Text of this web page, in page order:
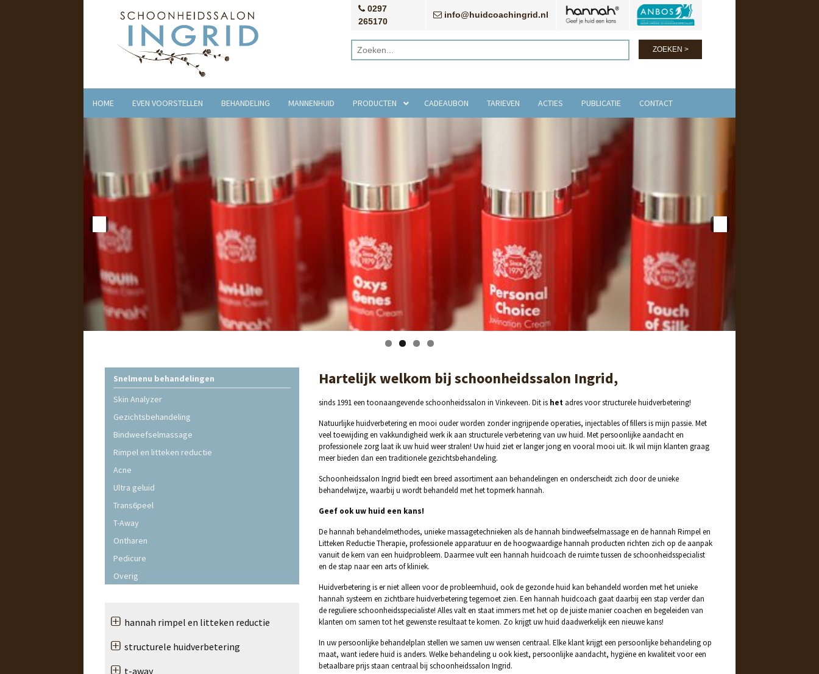
0297
265170
info@huidcoachingrid.nl
HOME EVEN VOORSTELLEN BEHANDELING MANNENHUID PRODUCTEN CADEAUBON TARIEVEN ACTIES PUBLICATIE CONTACT
Hartelijk welkom bij schoonheidssalon Ingrid,
sinds 1991 een toonaangevende schoonheidssalon in Vinkeveen. Dit is het adres voor structurele huidverbetering!
Natuurlijke huidverbetering en mooi ouder worden zonder ingrijpende operaties, injectables of fillers is mijn passie. Met
veel toewijding en vakkundigheid werk ik aan structurele verbetering van uw huid. Met persoonlijke aandacht en
professionele zorg laat ik uw huid weer stralen! Uw huid ziet er langer jong en vooral mooi uit. Ik wil mijn klanten graag
meer bieden dan een traditionele gezichtsbehandeling.
Schoonheidssalon Ingrid biedt een breed assortiment aan behandelingen en onderscheidt zich door de unieke
behandelwijze, waarbij u wordt behandeld met het topmerk hannah.
Geef ook uw huid een kans!
De hannah behandelmethodes, unieke massagetechnieken als de hannah bindweefselmassage en de hannah Rimpel en
Litteken Reductie Therapie, professionele apparatuur en de hoogwaardige hannah producten richten zich op de aanpak
vanuit de kern van een huidprobleem. Daarmee vult een hannah huidcoach de ruimte tussen de schoonheidsspecialist
en de stap naar een arts of kliniek.
Huidverbetering is er niet alleen voor de probleemhuid, ook de gezonde huid kan behandeld worden met het unieke
hannah systeem en zichtbare huidverbetering tegemoet zien. Een hannah huidcoach gaat daarbij een stap verder dan
de reguliere schoonheidsspecialiste! Alles valt en staat immers met het op de juiste manier coachen en begeleiden van
klanten om samen tot het gewenste resultaat te komen. Zo krijgt uw huid daadwerkelijk een nieuwe kans!
In uw persoonlijke behandelplan stellen we samen uw wensen centraal. Elke klant krijgt een persoonlijke behandeling op
maat, want iedere huid is anders. Welke behandeling u ook kiest, persoonlijke aandacht, hygiëne en kwaliteit voor een
betaalbare prijs staan centraal bij schoonheidssalon Ingrid.
Snelmenu behandelingen
Skin Analyzer
Gezichtsbehandeling
Bindweefselmassage
Rimpel en litteken reductie
Acne
Ultra geluid
Trans6peel
T-Away
Ontharen
Pedicure
Overig
hannah rimpel en litteken reductie
structurele huidverbetering
t-away